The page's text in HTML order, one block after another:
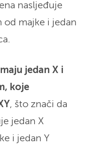
nasljeđuje
od majke i jedan
jedan X i
koje
, što znači da
jedan X
i jedan Y